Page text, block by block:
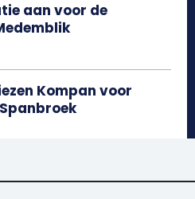
aan voor de
Kompan voor